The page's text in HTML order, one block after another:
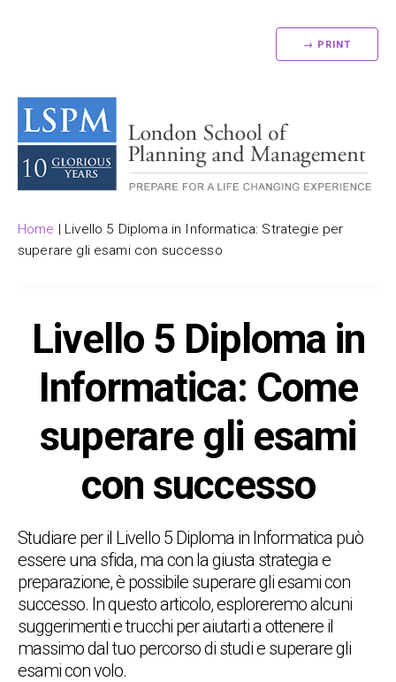
→ PRINT
Home | Livello 5 Diploma in Informatica: Strategie per
superare gli esami con successo
Livello 5 Diploma in
Informatica: Come
superare gli esami
con successo
Studiare per il Livello 5 Diploma in Informatica può
essere una sfida, ma con la giusta strategia e
preparazione, è possibile superare gli esami con
successo. In questo articolo, esploreremo alcuni
suggerimenti e trucchi per aiutarti a ottenere il
massimo dal tuo percorso di studi e superare gli
esami con volo.